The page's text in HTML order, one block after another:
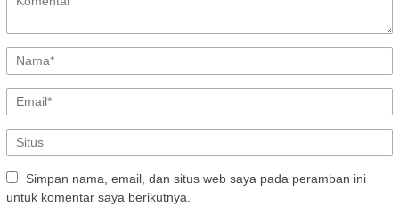
Simpan nama, email, dan situs web saya pada peramban ini
untuk komentar saya berikutnya.